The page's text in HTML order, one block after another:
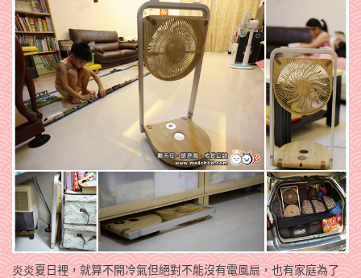
炎炎夏日裡，就算不開冷氣但絕對不能沒有電風扇，也有家庭為了